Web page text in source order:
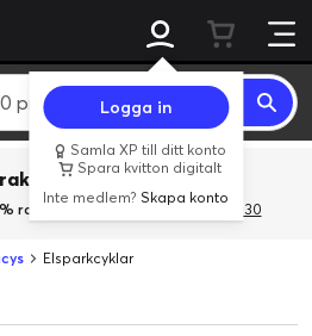
Logga in
Samla XP till ditt konto
Spara kvitton digitalt
Inte medlem?Skapa konto
över 800 kr.
rabatt med rabattkoden 3Gives30
Elsparkcyklar